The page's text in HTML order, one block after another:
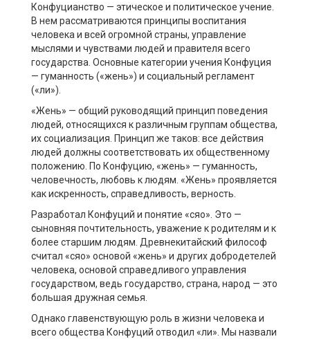
Конфуцианство — этическое и политическое учение.
В нем рассматриваются принципы воспитания
человека и всей огромной страны, управление
мыслями и чувствами людей и правителя всего
государства. Основные категории учения Конфуция
— гуманность («жень») и социальный регламент
(«ли»).
«Жень» — общий руководящий принцип поведения
людей, относящихся к различным группам общества,
их социализация. Принцип же таков: все действия
людей должны соответствовать их общественному
положению. По Конфуцию, «жень» — гуманность,
человечность, любовь к людям. «Жень» проявляется
как искренность, справедливость, верность.
Разработал Конфуций и понятие «сяо». Это —
сыновняя почтительность, уважение к родителям и к
более старшим людям. Древнекитайский философ
считал «сяо» основой «жень» и других добродетелей
человека, основой справедливого управления
государством, ведь государство, страна, народ — это
большая дружная семья.
Однако главенствующую роль в жизни человека и
всего общества Конфуций отводил «ли». Мы назвали